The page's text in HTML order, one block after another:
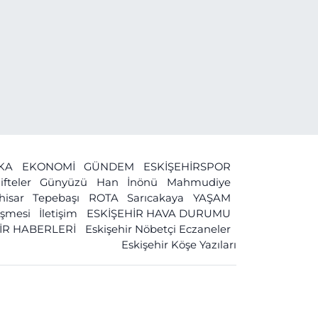
EKONOMİ GÜNDEM
ESKİŞEHİRSPOR
Günyüzü Han İnönü
Mahmudiye
Tepebaşı ROTA Sarıcakaya
YAŞAM
İletişim
ESKİŞEHİR HAVA DURUMU
HABERLERİ
Eskişehir Nöbetçi Eczaneler
Eskişehir Köşe Yazıları